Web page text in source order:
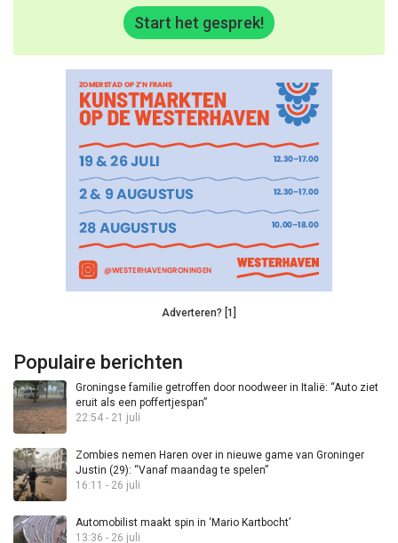
Start het gesprek!
Adverteren? [1]
Populaire berichten
Groningse familie getroffen door noodweer in Italië: “Auto ziet
eruit als een poffertjespan”
22:54 - 21 juli
Zombies nemen Haren over in nieuwe game van Groninger
Justin (29): “Vanaf maandag te spelen”
16:11 - 26 juli
Automobilist maakt spin in ‘Mario Kartbocht’
13:36 - 26 juli